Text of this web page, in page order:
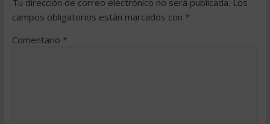
campos obligatorios están marcados con *
Comentario *